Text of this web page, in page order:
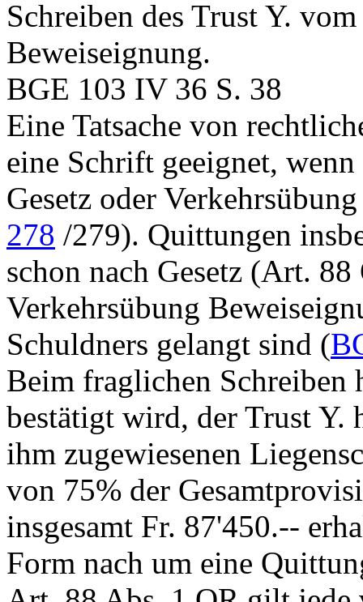
Schreiben des Trust Y.
Beweiseignung.
BGE 103 IV 36 S. 38
Eine Tatsache von
eine Schrift geeignet,
Gesetz oder
278 /279). Quittungen
schon nach Gesetz (Art. 88
Verkehrsübung
Schuldners gelangt sind (
Beim fraglichen Schreiben
bestätigt wird, der Trust Y.
ihm zugewiesenen
von 75% der
insgesamt Fr. 87'450.--
Form nach um eine